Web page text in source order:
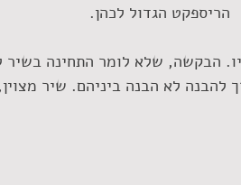
הריספקט הגדול לכהן.
הבקשה, שלא לומר התחינה בשיר
להבנה לא הבנה ביניהם. שיר